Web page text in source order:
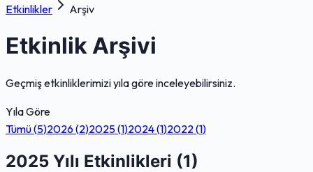
Etkinlikler Arşiv
Etkinlik Arşivi
Geçmiş etkinliklerimizi yıla göre inceleyebilirsiniz.
Yıla Göre
Tümü (5)2026(2)2025(1)2024(1)2022 (1)
2025 Yılı Etkinlikleri (1)